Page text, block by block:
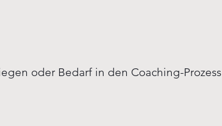
oder Bedarf in den Coaching-Prozess